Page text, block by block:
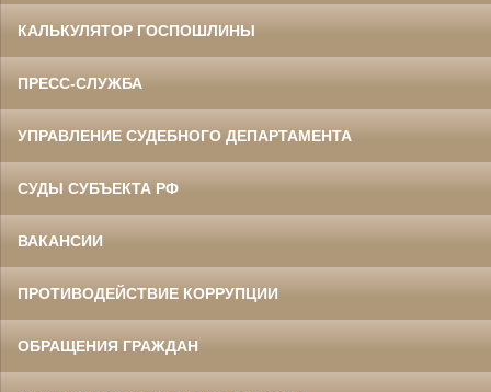
КАЛЬКУЛЯТОР ГОСПОШЛИНЫ
ПРЕСС-СЛУЖБА
УПРАВЛЕНИЕ СУДЕБНОГО ДЕПАРТАМЕНТА
СУДЫ СУБЪЕКТА РФ
ВАКАНСИИ
ПРОТИВОДЕЙСТВИЕ КОРРУПЦИИ
ОБРАЩЕНИЯ ГРАЖДАН